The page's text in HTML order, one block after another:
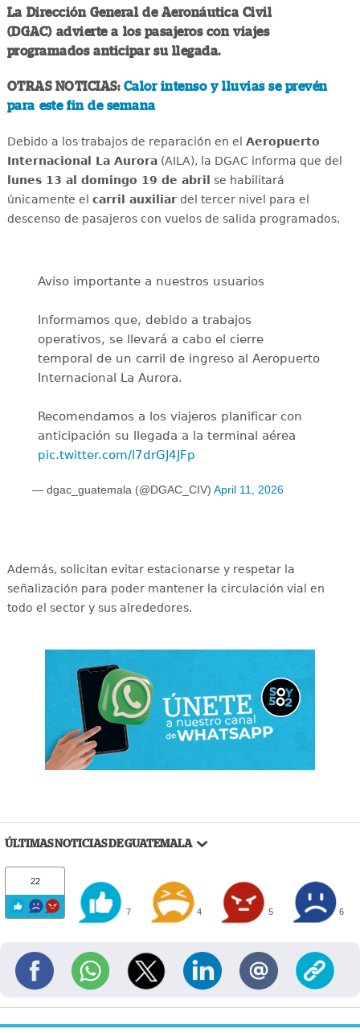
La Dirección General de Aeronáutica Civil
(DGAC) advierte a los pasajeros con viajes
programados anticipar su llegada.
OTRAS NOTICIAS: Calor intenso y lluvias se prevén
para este fin de semana
Debido a los trabajos de reparación en e Aeropuerto
Internacional La Aurora(AILA), la DGAC informa que del
lunes 13 al domingo 19 de abril
se habilitará
únicamente el carril auxiliardel tercer nivel para el
descenso de pasajeros con vuelos de salida programados.
Aviso importante a nuestros usuarios
Informamos que, debido a trabajos
operativos, se llevará a cabo el cierre
temporal de un carril de ingreso al Aeropuerto
Internacional La Aurora.
Recomendamos a los viajeros planificar con
anticipación su llegada a la terminal aérea
pic.twitter.com/l7drGJ4JFp
— dgac_guatemala (@DGAC_CIV) April 11, 2026
Además, solicitan evitar estacionarse y respetar la
señalización para poder mantener la circulación vial en
todo el sector y sus alrededores.
ÚLTIMAS NOTICIAS DE GUATEMALA
22
7 4 5 6